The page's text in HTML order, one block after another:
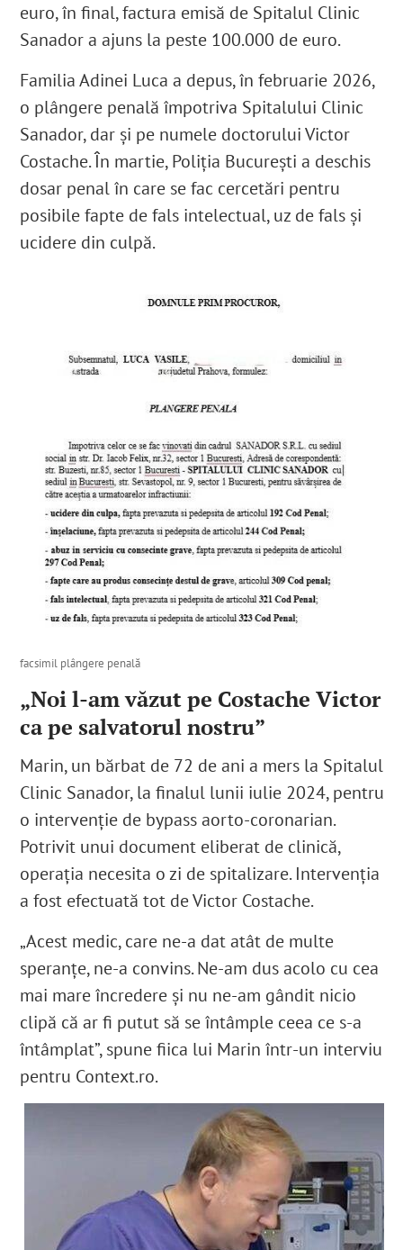
euro, în final, factura emisă de Spitalul Clinic
Sanador a ajuns la peste 100.000 de euro.
Familia Adinei Luca a depus, în februarie 2026,
o plângere penală împotriva Spitalului Clinic
Sanador, dar și pe numele doctorului Victor
Costache. În martie, Poliția București a deschis
dosar penalîn care se fac cercetări pentru
posibile fapte defals intelectual, uz de fals și
ucidere din culpă.
facsimil plângere penală
„Noi l-am văzut pe Costache Victor
ca pe salvatorul nostru”
Marin, un bărbat de 72 de ani a mers la Spitalul
Clinic Sanador, la finalul lunii iulie 2024,pentru
o intervenție de bypass aorto-coronarian.
Potrivit unui document eliberat de clinică,
operația necesita o zi de spitalizare. Intervenția
a fost efectuată tot de Victor Costache.
„Acest medic, care ne-a dat atât de multe
speranțe, ne-a convins. Ne-am dus acolo cu cea
mai mare încredere și nu ne-am gândit nicio
clipă că ar fi putut să se întâmple ceea ce s-a
întâmplat”, spune fiica lui Marin într-un interviu
pentru Context.ro.